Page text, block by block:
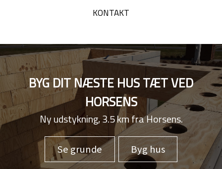
KONTAKT
BYG DIT NÆSTE HUS TÆT VED
HORSENS
Ny udstykning, 3.5 km fra Horsens.
Se grunde Byg hus